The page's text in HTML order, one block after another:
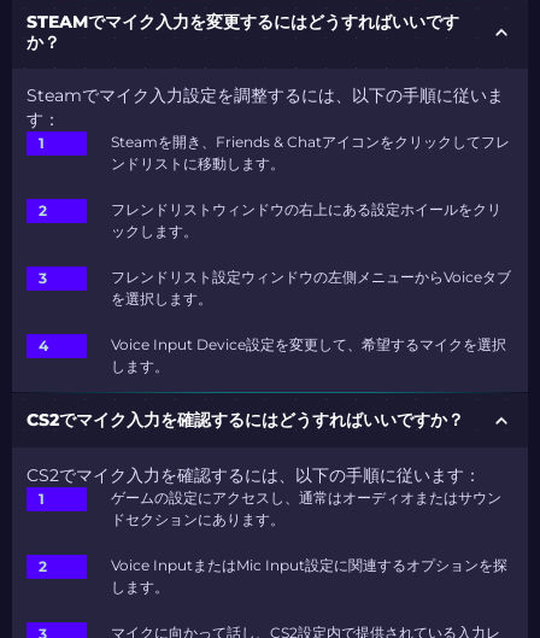
STEAMでマイク入力を変更するにはどうすればいいです
か？
Steamでマイク入力設定を調整するには、以下の手順に従いま
す：
Steamを開き、Friends & Chatアイコンをクリックしてフレ
ンドリストに移動します。
フレンドリストウィンドウの右上にある設定ホイールをクリ
ックします。
フレンドリスト設定ウィンドウの左側メニューからVoiceタブ
を選択します。
Voice Input Device設定を変更して、希望するマイクを選択
します。
CS2でマイク入力を確認するにはどうすればいいですか？
CS2でマイク入力を確認するには、以下の手順に従います：
ゲームの設定にアクセスし、通常はオーディオまたはサウン
ドセクションにあります。
Voice InputまたはMic Input設定に関連するオプションを探
します。
マイクに向かって話し、CS2設定内で提供されている入力レ